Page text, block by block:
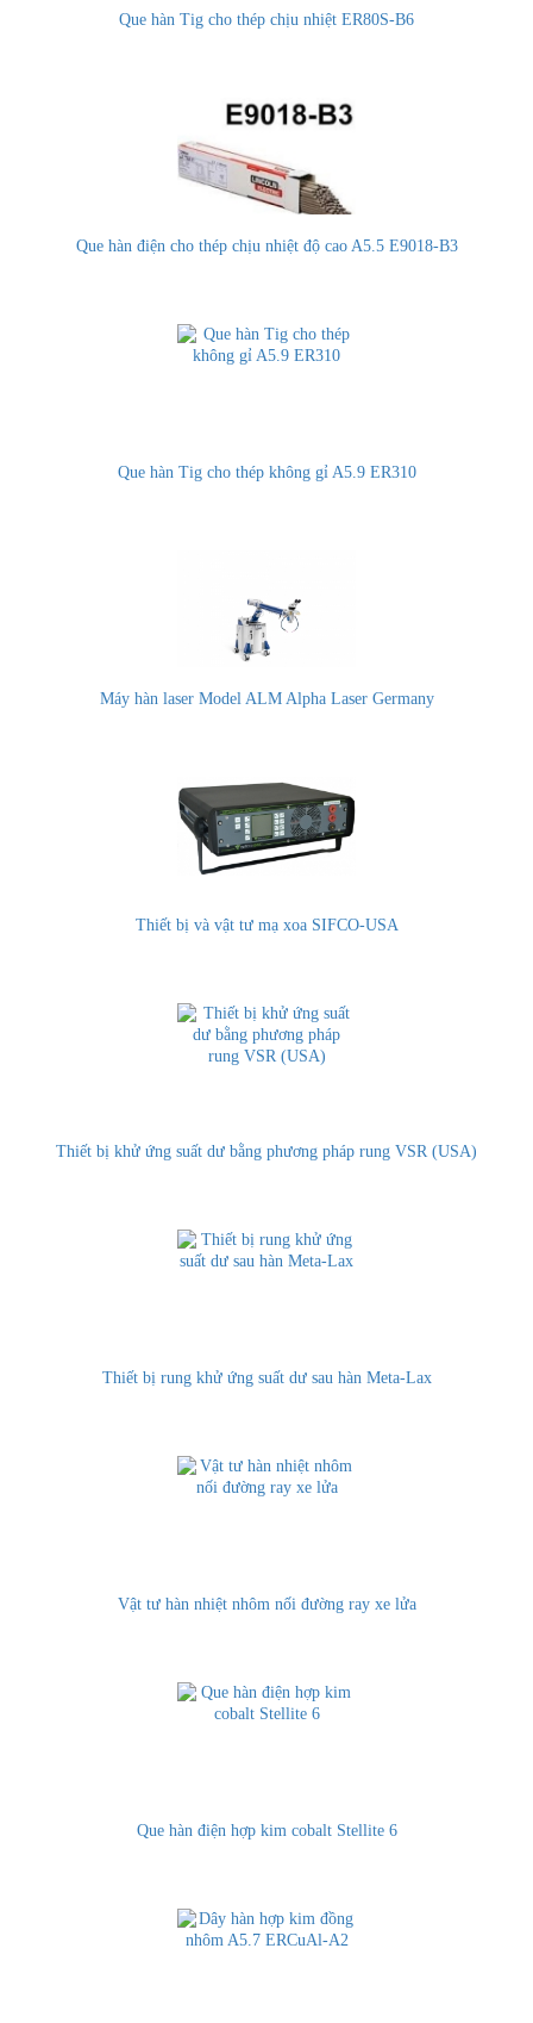
Que hàn Tig cho thép chịu nhiệt ER80S-B6
Que hàn điện cho thép chịu nhiệt độ cao A5.5 E9018-B3
Que hàn Tig cho thép không gỉ A5.9 ER310
Máy hàn laser Model ALM Alpha Laser Germany
Thiết bị và vật tư mạ xoa SIFCO-USA
Thiết bị khử ứng suất dư bằng phương pháp rung VSR (USA)
Thiết bị rung khử ứng suất dư sau hàn Meta-Lax
Vật tư hàn nhiệt nhôm nối đường ray xe lửa
Que hàn điện hợp kim cobalt Stellite 6